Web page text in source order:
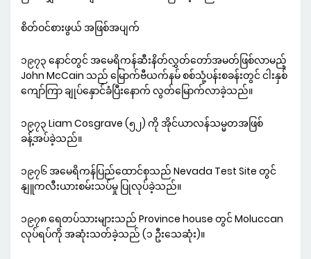
စိတ်ဝင်စားဖွယ် အဖြစ်အပျက်
၁၉၇၃ နောင်တွင် အမေရိကန်ဆီးနိတ်လွှတ်တော်အမတ်ဖြစ်လာမည့်
John McCain သည် မြောက်ဗီယက်နမ် စစ်သုံ့ပန်းစခန်းတွင် ငါးနှစ်
ကျော်ကြာ ချုပ်နှောင်ခံပြီးနောက် လွတ်မြောက်လာခဲ့သည်။
၁၉၇၃ Liam Cosgrave (၅၂) ကို အိုင်ယာလန်သမ္မတအဖြစ်
ခန့်အပ်ခဲ့သည်။
၁၉၇၆ အမေရိကန်ပြည်ထောင်စုသည် Nevada Test Site တွင်
နျူကလီးယားစမ်းသပ်မှု ပြုလုပ်ခဲ့သည်။
၁၉၇၈ ရေတပ်သားများသည် Province house တွင် Moluccan
လုပ်ရပ်ကို အဆုံးသတ်ခဲ့သည် (၁ ဦးသေဆုံး)။